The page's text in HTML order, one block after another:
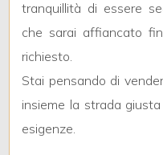
tranquillità di essere
che sarai affiancato
richiesto.
Stai pensando di
insieme la strada
esigenze.
Giardino
Posto auto/Box
Balcone/Terrazzo